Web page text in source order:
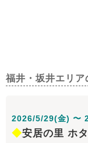
福井・坂井エリア
2026/5/29(金) 〜
◆安居の里 ホ